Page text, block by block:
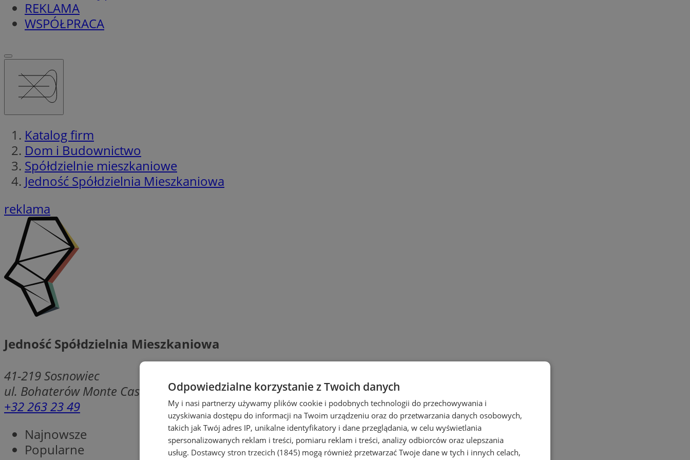
REKLAMA
WSPÓŁPRACA
Katalog firm
Dom i Budownictwo
Spółdzielnie mieszkaniowe
Jedność Spółdzielnia Mieszkaniowa
reklama
Jedność Spółdzielnia Mieszkaniowa
41-219Sosnowiec
ul. Bohaterów Monte Cassino 6 /32
+32 263 23 49
Najnowsze
Popularne
Odpowiedzialne korzystanie z Twoich danych
My i nasi partnerzy używamy plików cookie i podobnych technologii do przechowywania i
uzyskiwania dostępu do informacji na Twoim urządzeniu oraz do przetwarzania danych osobowych,
takich jak Twój adres IP, unikalne identyfikatory i dane przeglądania, w celu wyświetlania
spersonalizowanych reklam i treści, pomiaru reklam i treści, analizy odbiorców oraz ulepszania
usług. Dostawcy stron trzecich (1845) mogą również przetwarzać Twoje dane w tych i innych celach,